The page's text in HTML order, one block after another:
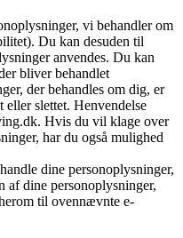
vi behandler om
Du kan desuden til
anvendes. Du kan
bliver behandlet
der behandles om dig, er
slettet. Henvendelse
Hvis du vil klage over
har du også mulighed
dine personoplysninger,
af dine personoplysninger,
til ovennævnte e-